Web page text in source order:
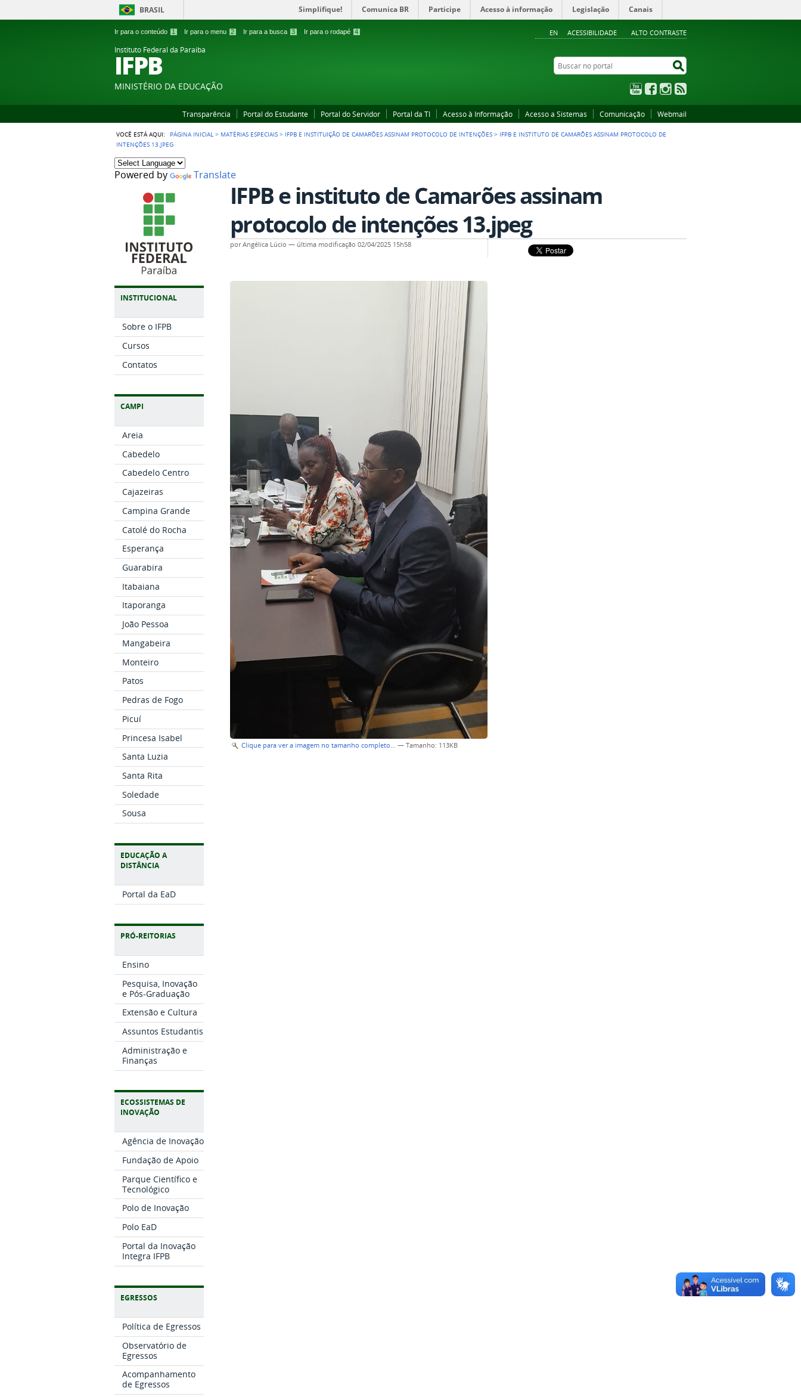
BRASIL Simplifique! Comunica BR Participe Acesso à informação Legislação Canais
Ir para o conteúdo 1 Ir para o menu 2 Ir para a busca 3 Ir para o rodapé 4 EN ACESSIBILIDADE ALTO CONTRASTE
Instituto Federal da Paraiba
IFPB
MINISTÉRIO DA EDUCAÇÃO
Buscar no portal
YouTubeFacebookInstagram
Transparência Portal do Estudante Portal do Servidor Portal da TI Acesso à Informação Acesso a Sistemas Comunicação Webmail
VOCÊ ESTÁ AQUI: PÁGINA INICIAL > MATÉRIAS ESPECIAIS > IFPB E INSTITUIÇÃO DE CAMARÕES ASSINAM PROTOCOLO DE INTENÇÕES > IFPB E INSTITUTO DE CAMARÕES ASSINAM PROTOCOLO DE
INTENÇÕES 13.JPEG
Powered by Translate
INSTITUCIONAL
Sobre o IFPB
Cursos
Contatos
CAMPI
Areia
Cabedelo
Cabedelo Centro
Cajazeiras
Campina Grande
Catolé do Rocha
Esperança
Guarabira
Itabaiana
Itaporanga
João Pessoa
Mangabeira
Monteiro
Patos
Pedras de Fogo
Picuí
Princesa Isabel
Santa Luzia
Santa Rita
Soledade
Sousa
EDUCAÇÃO A
DISTÂNCIA
Portal da EaD
PRÓ-REITORIAS
Ensino
Pesquisa, Inovação
e Pós-Graduação
Extensão e Cultura
Assuntos Estudantis
Administração e
Finanças
ECOSSISTEMAS DE
INOVAÇÃO
Agência de Inovação
Fundação de Apoio
Parque Científico e
Tecnológico
Polo de Inovação
Polo EaD
Portal da Inovação
Integra IFPB
EGRESSOS
Política de Egressos
Observatório de
Egressos
Acompanhamento
de Egressos
IFPB e instituto de Camarões assinam
protocolo de intenções 13.jpeg
porAngélica Lúcio — última modificação 02/04/2025 15h58
Clique para ver a imagem no tamanho completo… —Tamanho: 113KB